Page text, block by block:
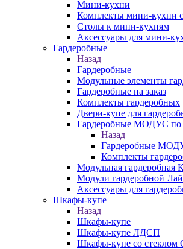
Мини-кухни
Комплекты мини-кухни
Столы к мини-кухням
Аксессуары для мини-
Гардеробные
Назад
Гардеробные
Модульные элементы
Гардеробные на заказ
Комплекты гардеробных
Двери-купе для
Гардеробные МОДУС по
Назад
Гардеробные
Комплекты
Модульная гардеробная
Модули гардеробной
Аксессуары для
Шкафы-купе
Назад
Шкафы-купе
Шкафы-купе ЛДСП
Шкафы-купе со стеклом